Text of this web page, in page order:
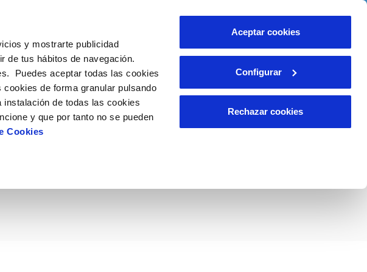
y mostrarte publicidad
de tus hábitos de navegación.
Puedes aceptar todas las cookies
cookies de forma granular pulsando
instalación de todas las cookies
y que por tanto no se pueden
Cookies
Aceptar cookies
Configurar
Rechazar cookies
DE DATOS
datos bancarios
datos de domicilio
INCIDENCIAS
Comunica anomalías o posibles
DE SERVICIO
compromisos
Counsel (Defensa del cliente)
DEL AGUA
de ahorro
de reserva
Nuestros compromisos
para colaborar con